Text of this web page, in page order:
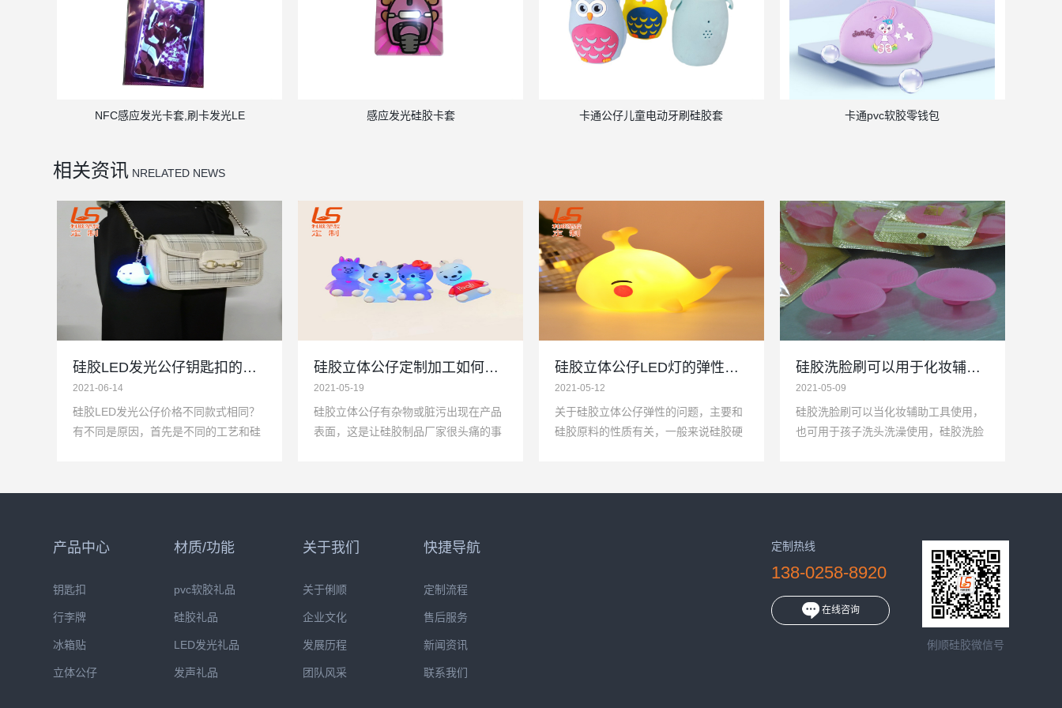
NFC感应发光卡套,刷卡发光LE 感应发光硅胶卡套 卡通公仔儿童电动牙刷硅胶套 卡通pvc软胶零钱包
相关资讯 NRELATED NEWS
硅胶LED发光公仔钥匙扣的质量标准不同,价格差异较大
2021-06-14
硅胶LED发光公仔价格不同款式相同？
有不同是原因，首先是不同的工艺和硅
硅胶立体公仔定制加工如何避免表面脏污？
2021-05-19
硅胶立体公仔有杂物或脏污出现在产品
表面，这是让硅胶制品厂家很头痛的事
硅胶立体公仔LED灯的弹性影响因素
2021-05-12
关于硅胶立体公仔弹性的问题，主要和
硅胶原料的性质有关，一般来说硅胶硬
硅胶洗脸刷可以用于化妆辅助工具使用
2021-05-09
硅胶洗脸刷可以当化妆辅助工具使用，
也可用于孩子洗头洗澡使用，硅胶洗脸
产品中心
钥匙扣
行李牌
冰箱贴
立体公仔
材质/功能
pvc软胶礼品
硅胶礼品
LED发光礼品
发声礼品
关于我们
关于俐顺
企业文化
发展历程
团队风采
快捷导航
定制流程
售后服务
新闻资讯
联系我们
俐顺硅胶微信号
定制热线
138-0258-8920
在线咨询